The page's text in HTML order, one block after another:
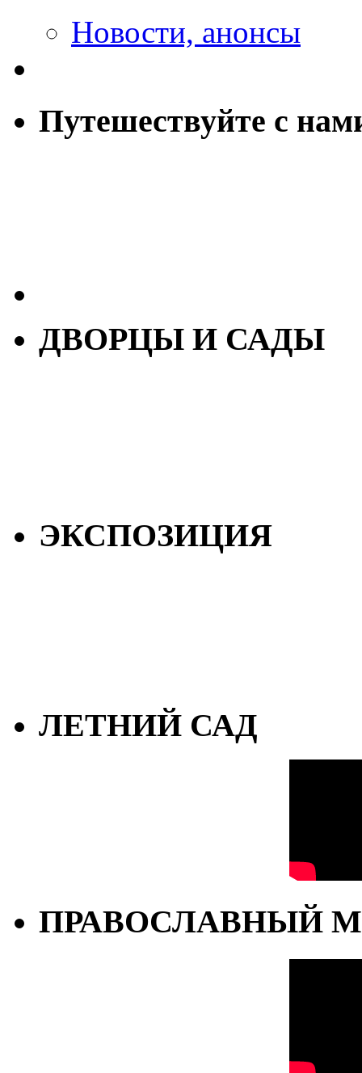
Новости, анонсы
Путешествуйте с
ДВОРЦЫ И САДЫ
ЭКСПОЗИЦИЯ
ЛЕТНИЙ САД
ПРАВОСЛАВНЫЙ